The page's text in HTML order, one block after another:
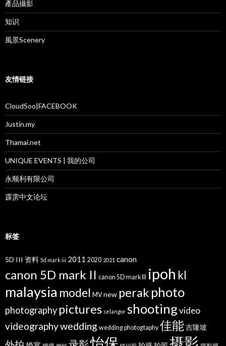
產品攝影
知识
風景Scenery
友情链接
CloudSoo|FACEBOOK
Justin.my
Thamai.net
UNIQUE EVENTS | 我的公司
永顺利有限公司
霹雳中文论坛
标签
5D III 资料 5d mark iii 2011 2020 2021 canon
canon 5D mark II canon 5D mark III ipoh kl
malaysia model MV new perak photo
photography pictures selangor shootingvideo
videographywedding wedding photogtaphy 佳能吉隆坡
摄影